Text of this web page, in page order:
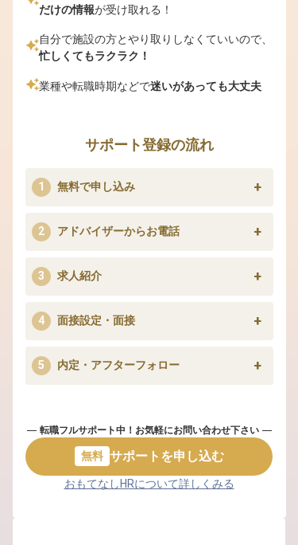
だけの情報が受け取れる！
自分で施設の方とやり取りしなくていいので、
忙しくてもラクラク！
業種や転職時期などで迷いがあっても大丈夫
サポート登録の流れ
無料で申し込み
アドバイザーからお電話
求人紹介
面接設定・面接
内定・アフターフォロー
転職フルサポート中！お気軽にお問い合わせ下さい
無料 サポートを申し込む
おもてなしHRについて詳しくみる